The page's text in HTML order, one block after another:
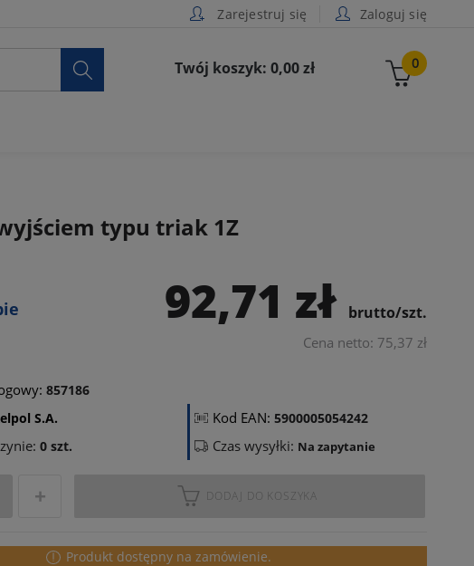
Zarejestruj się Zaloguj się
0
Twój koszyk: 0,00 zł

typu triak 1Z
92,71 zł brutto/szt.
Cena netto: 75,37 zł
857186
S.A. Kod EAN:5900005054242
0 szt. Czas wysyłki: Na zapytanie
DODAJ DO KOSZYKA
Produkt dostępny na zamówienie.